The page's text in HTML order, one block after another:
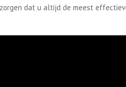
dat u altijd de meest